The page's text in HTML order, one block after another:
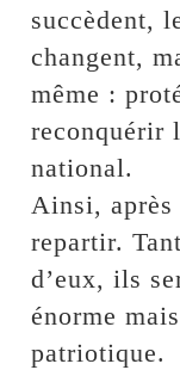
succèdent,
changent,
même :
reconquérir
national.
Ainsi,
repartir.
d’eux, ils
énorme
patriotique.